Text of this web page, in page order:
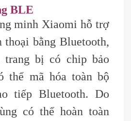
BLE
minh Xiaomi hỗ trợ
thoại bằng Bluetooth,
trang bị có chip bảo
thể mã hóa toàn bộ
tiếp Bluetooth. Do
có thể hoàn toàn